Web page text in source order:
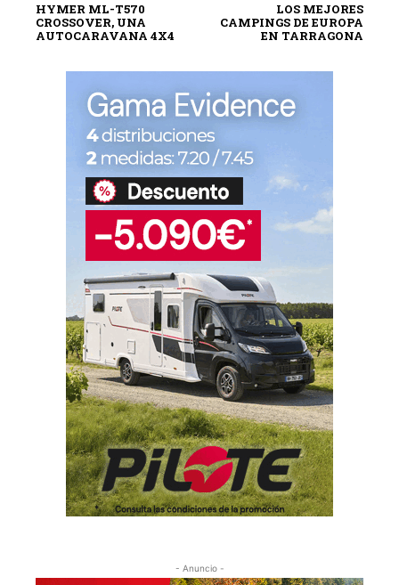
HYMER ML-T570
CROSSOVER, UNA
AUTOCARAVANA 4X4
LOS MEJORES
CAMPINGS DE EUROPA
EN TARRAGONA
- Anuncio -